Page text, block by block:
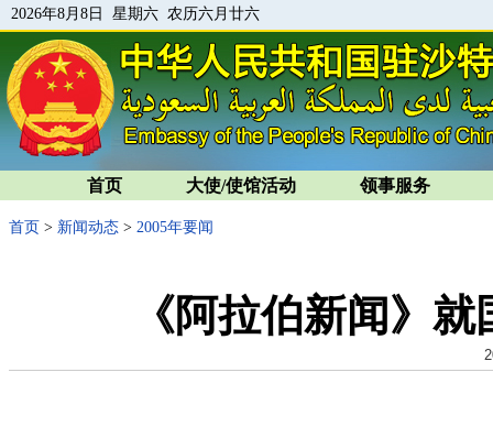
2026年8月8日 星期六 农历六月廿六
首页 大使/使馆活动 领事服务
首页 > 新闻动态 > 2005年要闻
《阿拉伯新闻》